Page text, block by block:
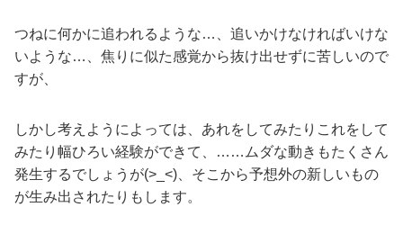
つねに何かに追われるような…、追いかけなければいけな
いような…、焦りに似た感覚から抜け出せずに苦しいので
すが、
しかし考えようによっては、あれをしてみたりこれをして
みたり幅ひろい経験ができて、……ムダな動きもたくさん
発生するでしょうが(>_<)、そこから予想外の新しいもの
が生み出されたりもします。